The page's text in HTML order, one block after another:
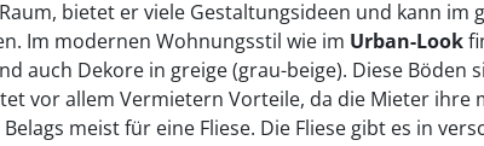
bietet er viele Gestaltungsideen und kann
Im modernen Wohnungsstil wie im Urban-Look
auch Dekore in greige (grau-beige). Diese
vor allem Vermietern Vorteile, da die Mieter
meist für eine Fliese. Die Fliese gibt es in